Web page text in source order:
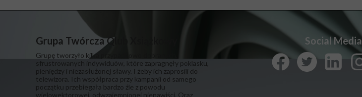
Grupa Twórcza Qlub Xsiążkowy
Grupę tworzyło kilka przypadkowo dobranych,
sfrustrowanych indywiduów, które zapragnęły poklasku,
pieniędzy i niezasłużonej sławy. I żeby ich zaprosili do
telewizora. Ich współpraca przy kampanii od samego
początku przebiegała bardzo źle z powodu
wielowektorowej, odwzajemnionej nienawiści. Oraz
Social Media